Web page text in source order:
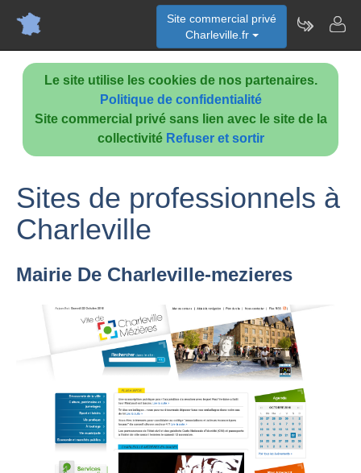
Le site utilise les cookies de nos partenaires.
Politique de confidentialité
Site commercial privé sans lien avec le site de la
collectivité Refuser et sortir
Site commercial privé
Charleville.fr
Sites de professionnels à
Charleville
Mairie De Charleville-mezieres